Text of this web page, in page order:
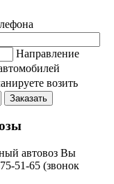
Направление
возить
Заказать
автовоз Вы
51-65 (звонок